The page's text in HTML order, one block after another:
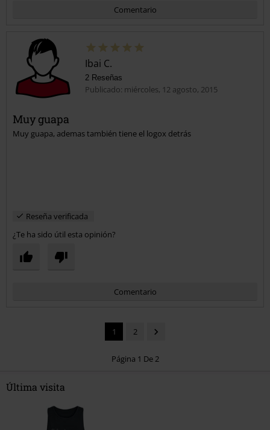
Comentario
Enviar comentario
Ibai C.
2 Reseñas
Publicado: miércoles, 12 agosto, 2015
Muy guapa
Muy guapa, ademas también tiene el logox detrás
Reseña verificada
¿Te ha sido útil esta opinión?
Comentario
1 2
Página 1 De 2
Última visita